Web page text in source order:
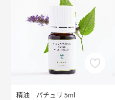
精油 パチュリ 5ml